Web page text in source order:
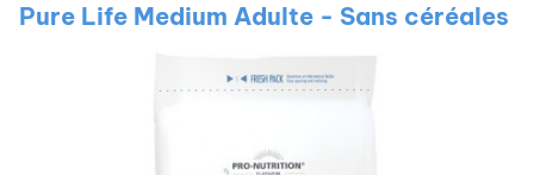
Pure Life Medium Adulte - Sans céréales